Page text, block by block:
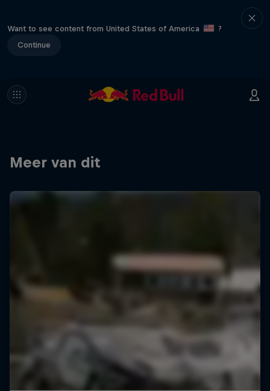
Want to see content from United States of America
?
Continue
Meer van dit